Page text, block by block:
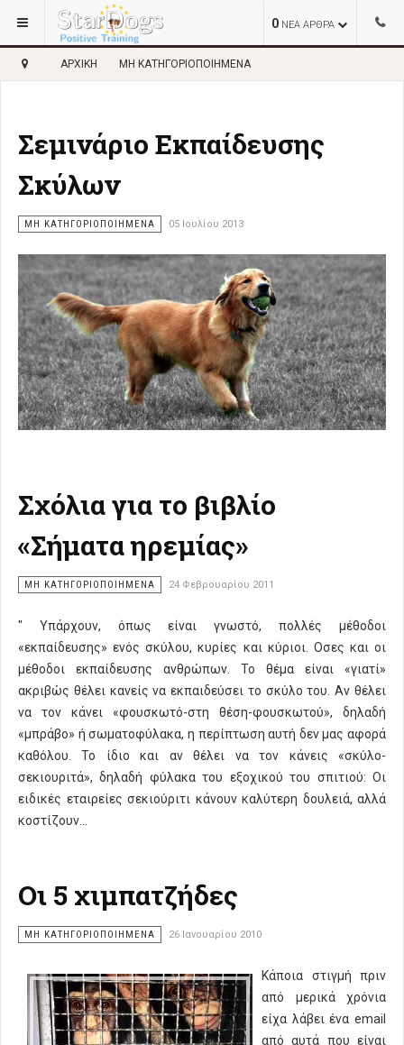
0 ΝΕΑ ΑΡΘΡΑ
ΑΡΧΙΚΉ ΜΗ ΚΑΤΗΓΟΡΙΟΠΟΙΗΜΈΝΑ
Σεμινάριο Εκπαίδευσης
Σκύλων
ΜΗ ΚΑΤΗΓΟΡΙΟΠΟΙΗΜΈΝΑ 05 Ιουλίου 2013
Σχόλια για το βιβλίο
«Σήματα ηρεμίας»
ΜΗ ΚΑΤΗΓΟΡΙΟΠΟΙΗΜΈΝΑ 24 Φεβρουαρίου 2011
" Υπάρχουν, όπως είναι γνωστό, πολλές μέθοδοι
«εκπαίδευσης» ενός σκύλου, κυρίες και κύριοι. Οσες και οι
μέθοδοι εκπαίδευσης ανθρώπων. Το θέμα είναι «γιατί»
ακριβώς θέλει κανείς να εκπαιδεύσει το σκύλο του. Αν θέλει
να τον κάνει «φουσκωτό-στη θέση-φουσκωτού», δηλαδή
«μπράβο» ή σωματοφύλακα, η περίπτωση αυτή δεν μας αφορά
καθόλου. Το ίδιο και αν θέλει να τον κάνεις «σκύλο-
σεκιουριτά», δηλαδή φύλακα του εξοχικού του σπιτιού: Οι
ειδικές εταιρείες σεκιούριτι κάνουν καλύτερη δουλειά, αλλά
κοστίζουν...
Οι 5 χιμπατζήδες
ΜΗ ΚΑΤΗΓΟΡΙΟΠΟΙΗΜΈΝΑ 26 Ιανουαρίου 2010
Κάποια στιγμή πριν
από μερικά χρόνια
είχα λάβει ένα email
από αυτά που είναι